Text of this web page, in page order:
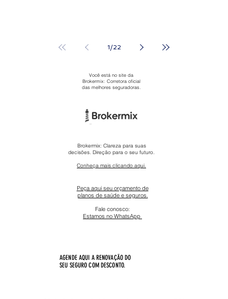
1/22
Você está no site da
Brokermix: Corretora oficial
das melhores seguradoras.
Brokermix: Clareza para suas
decisões. Direção para o seu futuro.
Conheça mais clicando aqui.
Peça aqui seu orçamento de
planos de saúde e seguros.
Fale conosco:
Estamos no WhatsApp ​
AGENDE AQUI A RENOVAÇÃO DO
SEU SEGURO COM DESCONTO.